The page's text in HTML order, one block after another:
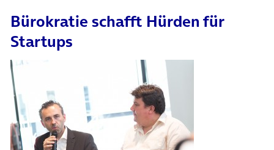
Bürokratie schafft Hürden für
Startups